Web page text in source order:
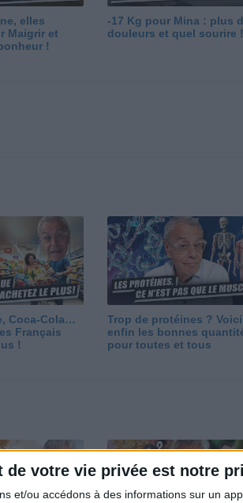
de votre vie privée est notre
et/ou accédons à des informations sur un
elles
Maigrir et
!
-17 Kg pour Mina : plus
douleurs et quel sourire !
Coca-Cola…
Français
!
Trop de protéines ? Voici
enfin les bonnes
pour toutes et tous